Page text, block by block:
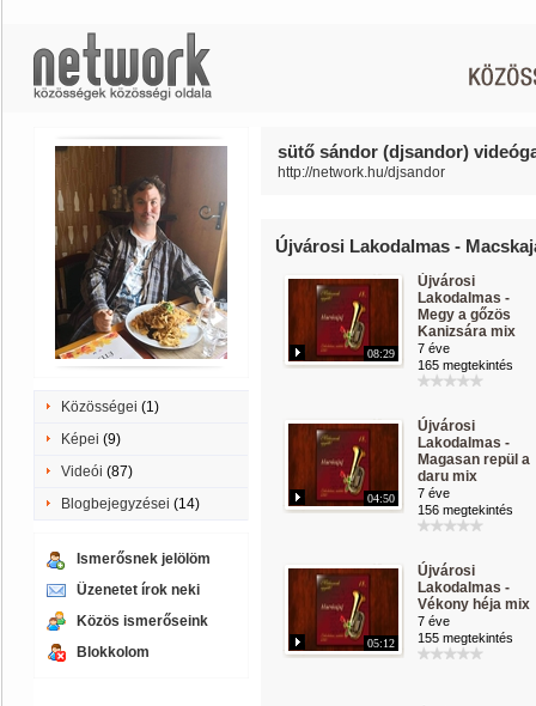
Közösségei (1)
Képei (9)
Videói (87)
Blogbejegyzései (14)
Ismerősnek jelölöm
Üzenetet írok neki
Közös ismerőseink
Blokkolom
sütő sándor (djsandor)
http://network.hu/djsandor
Újvárosi Lakodalmas -
08:29
Újvárosi
Lakodalmas -
Megy a gőzös
Kanizsára mix
7 éve
165 megtekintés
04:50
Újvárosi
Lakodalmas -
Magasan repül a
daru mix
7 éve
156 megtekintés
05:12
Újvárosi
Lakodalmas -
Vékony héja mix
7 éve
155 megtekintés